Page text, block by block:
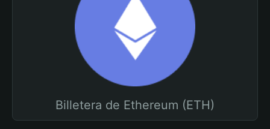
Billetera de Ethereum (ETH)